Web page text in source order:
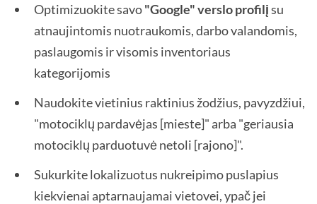
Optimizuokite savo"Google" verslo profilįsu
atnaujintomis nuotraukomis, darbo valandomis,
paslaugomis ir visomis inventoriaus
kategorijomis
Naudokite vietinius raktinius žodžius, pavyzdžiui,
"motociklų pardavėjas [mieste]" arba "geriausia
motociklų parduotuvė netoli [rajono]".
Sukurkite lokalizuotus nukreipimo puslapius
kiekvienai aptarnaujamai vietovei, ypač jei